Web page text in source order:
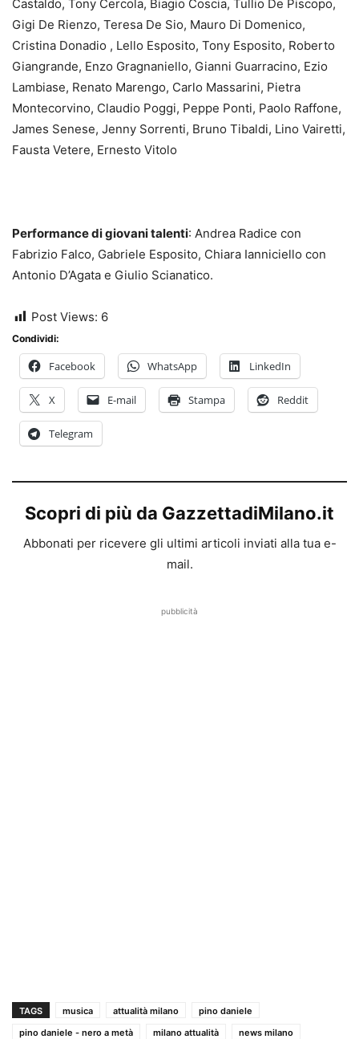
Castaldo, Tony Cercola, Biagio Coscia, Tullio De Piscopo,
Gigi De Rienzo, Teresa De Sio, Mauro Di Domenico,
Cristina Donadio , Lello Esposito, Tony Esposito, Roberto
Giangrande, Enzo Gragnaniello, Gianni Guarracino, Ezio
Lambiase, Renato Marengo, Carlo Massarini, Pietra
Montecorvino, Claudio Poggi, Peppe Ponti, Paolo Raffone,
James Senese, Jenny Sorrenti, Bruno Tibaldi, Lino Vairetti,
Fausta Vetere, Ernesto Vitolo
Performance di giovani talenti: Andrea Radice con
Fabrizio Falco, Gabriele Esposito, Chiara Ianniciello con
Antonio D’Agata e Giulio Scianatico.
Post Views: 6
Condividi:
Facebook WhatsApp LinkedIn
X E-mail Stampa Reddit
Telegram
Scopri di più da GazzettadiMilano.it
Abbonati per ricevere gli ultimi articoli inviati alla tua e-
mail.
pubblicità
TAGS musica attualità milano
pino daniele
pino daniele - nero a metà
milano attualità
news milano